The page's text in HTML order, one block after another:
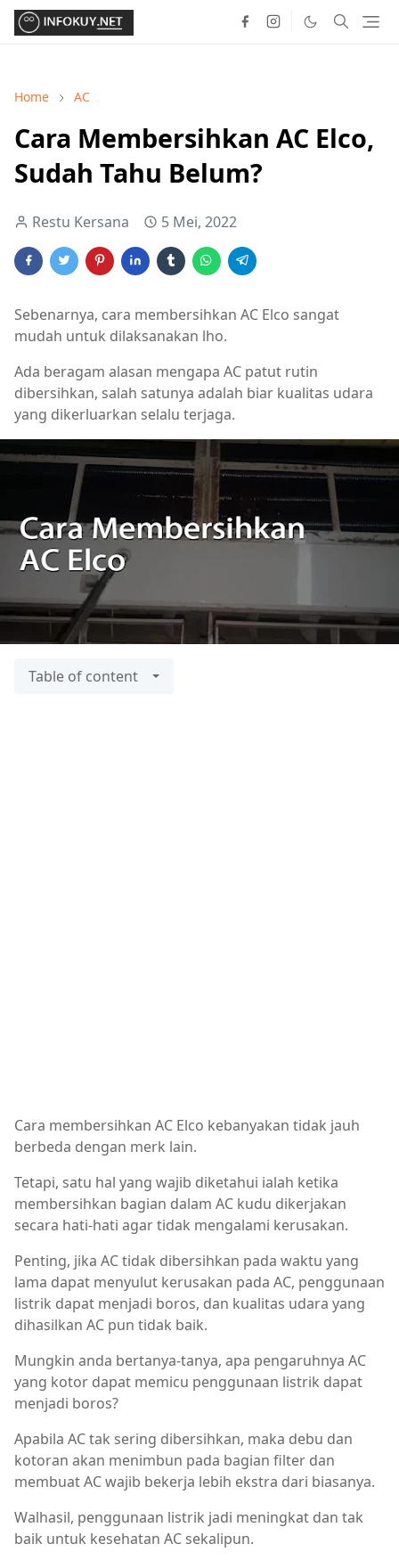
Home AC
Cara Membersihkan AC Elco,
Sudah Tahu Belum?
Restu Kersana 5 Mei, 2022
Sebenarnya, cara membersihkan AC Elco sangat
mudah untuk dilaksanakan lho.
Ada beragam alasan mengapa AC patut rutin
dibersihkan, salah satunya adalah biar kualitas udara
yang dikerluarkan selalu terjaga.
Table of content
Cara membersihkan AC Elco kebanyakan tidak jauh
berbeda dengan merk lain.
Tetapi, satu hal yang wajib diketahui ialah ketika
membersihkan bagian dalam AC kudu dikerjakan
secara hati-hati agar tidak mengalami kerusakan.
Penting, jika AC tidak dibersihkan pada waktu yang
lama dapat menyulut kerusakan pada AC, penggunaan
listrik dapat menjadi boros, dan kualitas udara yang
dihasilkan AC pun tidak baik.
Mungkin anda bertanya-tanya, apa pengaruhnya AC
yang kotor dapat memicu penggunaan listrik dapat
menjadi boros?
Apabila AC tak sering dibersihkan, maka debu dan
kotoran akan menimbun pada bagian filter dan
membuat AC wajib bekerja lebih ekstra dari biasanya.
Walhasil, penggunaan listrik jadi meningkat dan tak
baik untuk kesehatan AC sekalipun.